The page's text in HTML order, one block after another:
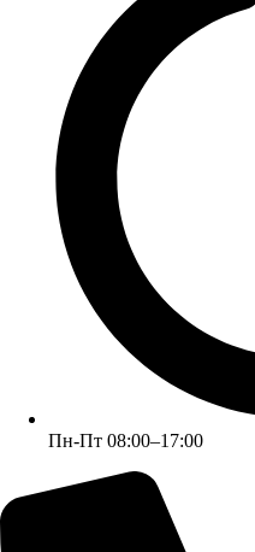
Пн-Пт 08:00–17:00
+7 (926) 070-42-99 (Юлия)